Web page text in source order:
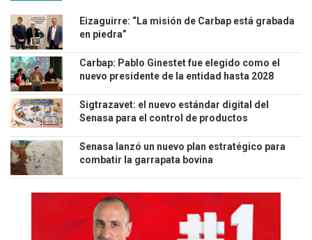
Eizaguirre: “La misión de Carbap está grabada
en piedra”
Carbap: Pablo Ginestet fue elegido como el
nuevo presidente de la entidad hasta 2028
Sigtrazavet: el nuevo estándar digital del
Senasa para el control de productos
Senasa lanzó un nuevo plan estratégico para
combatir la garrapata bovina